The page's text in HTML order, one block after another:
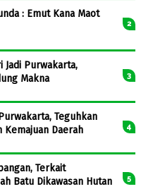
: Emut Kana Maot
Jadi Purwakarta,
Makna
Teguhkan
Kemajuan Daerah
Terkait
Batu Dikawasan Hutan